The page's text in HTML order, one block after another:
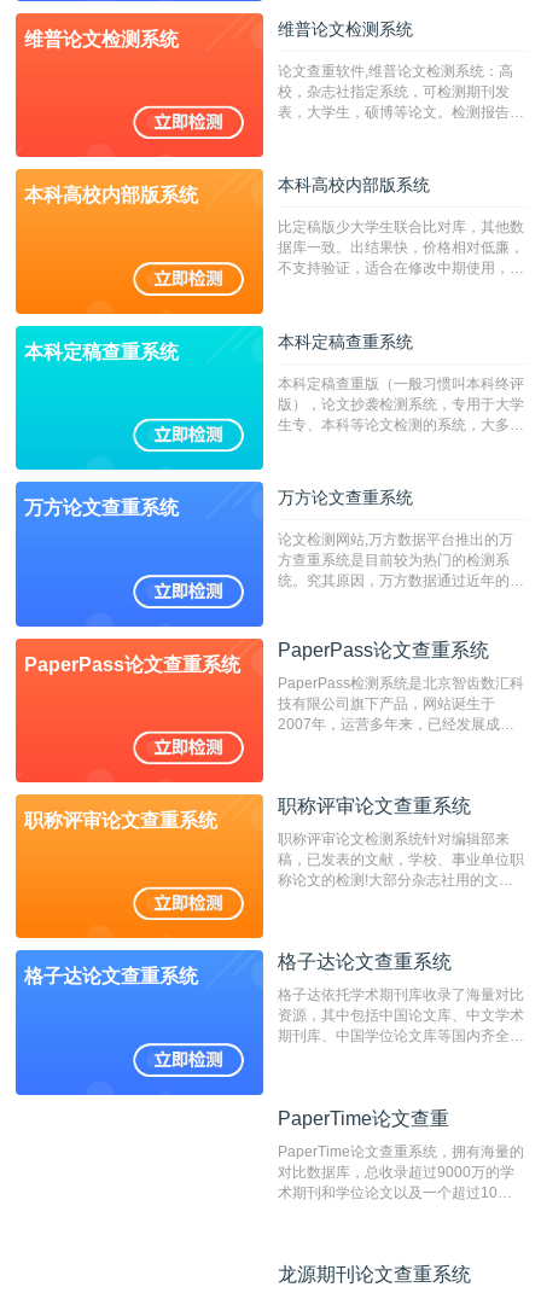
校用来检测硕博论文的系统，检测范围
广，数据来源真实，检测算法合理!本
字符数30万）
维普论文检测系统 维普论文检测系统
论文查重软件,维普论文检测系统：高
校，杂志社指定系统，可检测期刊发
表，大学生，硕博等论文。检测报告支
本科高校内部版系统 本科高校内部版系统
比定稿版少大学生联合比对库，其他数
据库一致。出结果快，价格相对低廉，
不支持验证，适合在修改中期使用，定
本科定稿查重系统 本科定稿查重系统
本科定稿查重版（一般习惯叫本科终评
版），论文抄袭检测系统，专用于大学
生专、本科等论文检测的系统，大多数
万方论文查重系统 万方论文查重系统
论文检测网站,万方数据平台推出的万
方查重系统是目前较为热门的检测系
统。究其原因，万方数据通过近年的发
检测系统，其真实性和权威性无可厚
非。其次，相对于知网而言，万方检测
费用少，上手容易，是学生初次论文查
重的推荐系统。
PaperPass论文查重系统
PaperPass论文查重系统
PaperPass检测系统是北京智齿数汇科
技有限公司旗下产品，网站诞生于
2007年，运营多年来，已经发展成为
检测速度快、精度高，市场反映良好。
职称评审论文查重系统
职称评审论文查重系统
职称评审论文检测系统针对编辑部来
稿，已发表的文献，学校、事业单位职
称论文的检测!大部分杂志社用的文献
编辑部检测来稿和已发表的文献,检测
测时注意填写第一作者,才能排除已发
表文献复制比。（限制字符数1万）
格子达论文查重系统
格子达论文查重系统
格子达依托学术期刊库收录了海量对比
资源，其中包括中国论文库、中文学术
期刊库、中国学位论文库等国内齐全的
系统，可检测中文、英文两种语言的论
PaperTime论文查重
PaperTime论文查重系统，拥有海量的
对比数据库，总收录超过9000万的学
术期刊和学位论文以及一个超过10亿
对，利用指纹索引快速而精准地在云检
龙源期刊论文查重系统